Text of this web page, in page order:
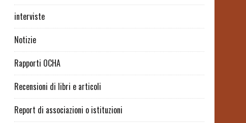
interviste
Notizie
Rapporti OCHA
Recensioni di libri e articoli
Report di associazioni o istituzioni